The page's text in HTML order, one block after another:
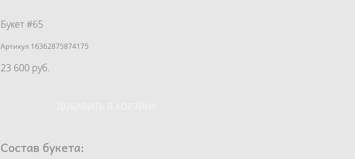
Букет #65
Артикул 16362875874175
23 600 pуб.
Состав букета: